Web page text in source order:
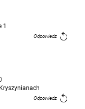
1
Odpowiedz
Odpowiedz